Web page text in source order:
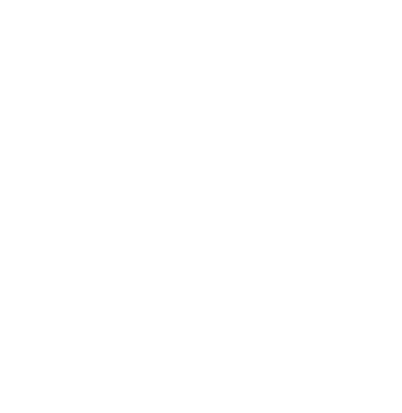
disponível para escuta [streaming]